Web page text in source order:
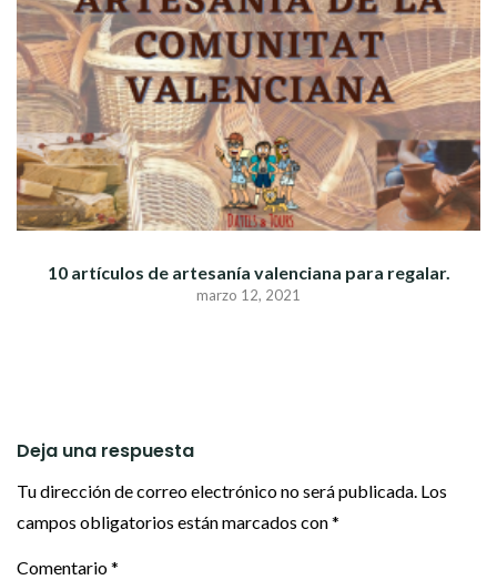
10 artículos de artesanía valenciana para regalar.
marzo 12, 2021
Deja una respuesta
Tu dirección de correo electrónico no será publicada. Los
campos obligatorios están marcados con*
Comentario*